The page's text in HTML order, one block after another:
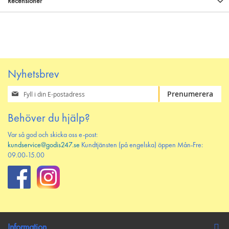
Nyhetsbrev
Prenumerera
på
nyhetsbrev
Prenumerera
Behöver du hjälp?
Var så god och skicka oss e-post:
kundservice@godis247.se Kundtjänsten (på engelska) öppen Mån-Fre:
09.00-15.00